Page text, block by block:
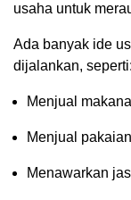
usaha untuk
Ada banyak ide
dijalankan, seperti:
Menjual
Menjual
Menawarkan